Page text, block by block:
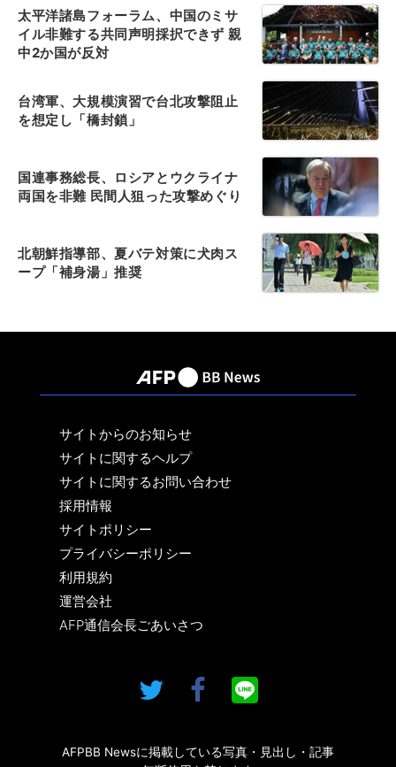
太平洋諸島フォーラム、中国のミサ
イル非難する共同声明採択できず 親
中2か国が反対
台湾軍、大規模演習で台北攻撃阻止
を想定し「橋封鎖」
国連事務総長、ロシアとウクライナ
両国を非難 民間人狙った攻撃めぐり
北朝鮮指導部、夏バテ対策に犬肉ス
ープ「補身湯」推奨
サイトからのお知らせ
サイトに関するヘルプ
サイトに関するお問い合わせ
採用情報
サイトポリシー
プライバシーポリシー
利用規約
運営会社
AFP通信会長ごあいさつ
AFPBB Newsに掲載している写真・見出し・記事